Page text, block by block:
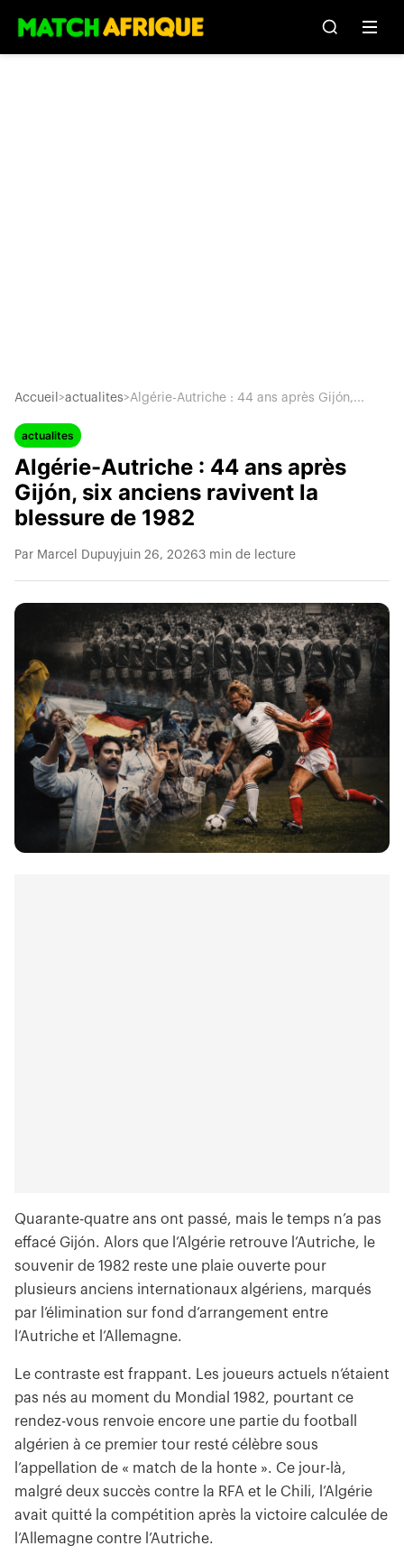
Accueil >actualites>Algérie-Autriche : 44 ans après Gijón,...
actualites
Algérie-Autriche : 44 ans après
Gijón, six anciens ravivent la
blessure de 1982
Par Marcel Dupuyjuin 26, 20263 min de lecture
Quarante-quatre ans ont passé, mais le temps n’a pas
effacé Gijón. Alors que l’Algérie retrouve l’Autriche, le
souvenir de 1982 reste une plaie ouverte pour
plusieurs anciens internationaux algériens, marqués
par l’élimination sur fond d’arrangement entre
l’Autriche et l’Allemagne.
Le contraste est frappant. Les joueurs actuels n’étaient
pas nés au moment du Mondial 1982, pourtant ce
rendez-vous renvoie encore une partie du football
algérien à ce premier tour resté célèbre sous
l’appellation de « match de la honte ». Ce jour-là,
malgré deux succès contre la RFA et le Chili, l’Algérie
avait quitté la compétition après la victoire calculée de
l’Allemagne contre l’Autriche.